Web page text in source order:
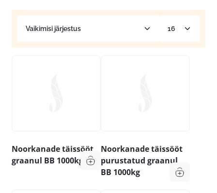
Noorkanade täissööt
graanul BB 1000kg
Noorkanade täissööt
purustatud graanul
BB 1000kg